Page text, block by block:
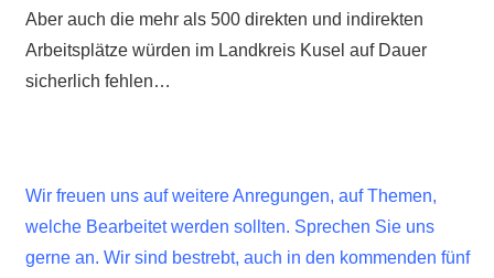
Aber auch die mehr als 500 direkten und indirekten
Arbeitsplätze würden im Landkreis Kusel auf Dauer
sicherlich fehlen…
Wir freuen uns auf weitere Anregungen, auf Themen,
welche Bearbeitet werden sollten. Sprechen Sie uns
gerne an. Wir sind bestrebt, auch in den kommenden fünf